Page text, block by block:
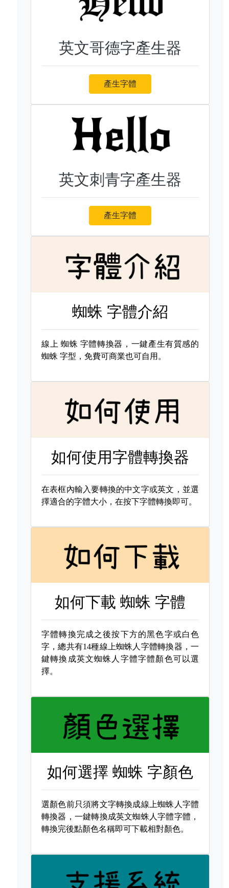
英文哥德字產生器
產生字體
英文刺青字產生器
產生字體
蜘蛛 字體介紹
線上 蜘蛛 字體轉換器，一鍵產生有質感的
蜘蛛 字型，免費可商業也可自用。
如何使用字體轉換器
在表框內輸入要轉換的中文字或英文，並選
擇適合的字體大小，在按下字體轉換即可。
如何下載蜘蛛 字體
字體轉換完成之後按下方的黑色字或白色
字，總共有14種線上蜘蛛人字體轉換器，一
鍵轉換成英文蜘蛛人字體字體顏色可以選
擇。
如何選擇蜘蛛 字顏色
選顏色前只須將文字轉換成線上蜘蛛人字體
轉換器，一鍵轉換成英文蜘蛛人字體字體，
轉換完後點顏色名稱即可下載相對顏色。